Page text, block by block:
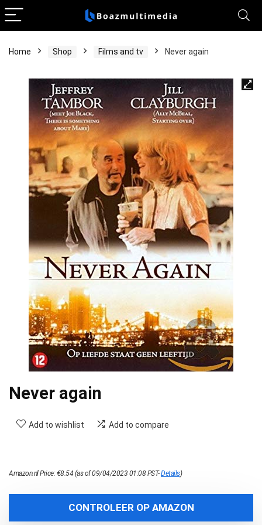
Home Shop Films and tv Never again
Never again
Add to wishlist Add to compare
Amazon.nl Price:€8.54 (as of 09/04/2023 01:08 PST-Details)
CONTROLEER OP AMAZON